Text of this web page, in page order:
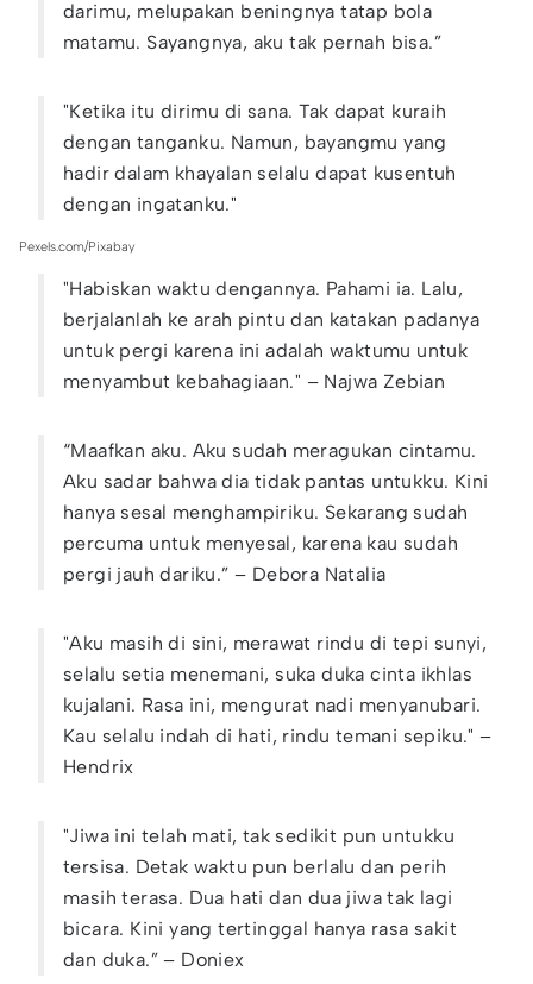
darimu, melupakan beningnya tatap bola
matamu. Sayangnya, aku tak pernah bisa.”
"Ketika itu dirimu di sana. Tak dapat kuraih
dengan tanganku. Namun, bayangmu yang
hadir dalam khayalan selalu dapat kusentuh
dengan ingatanku."
Pexels.com/Pixabay
"Habiskan waktu dengannya. Pahami ia. Lalu,
berjalanlah ke arah pintu dan katakan padanya
untuk pergi karena ini adalah waktumu untuk
menyambut kebahagiaan." – Najwa Zebian
“Maafkan aku. Aku sudah meragukan cintamu.
Aku sadar bahwa dia tidak pantas untukku. Kini
hanya sesal menghampiriku. Sekarang sudah
percuma untuk menyesal, karena kau sudah
pergi jauh dariku.” – Debora Natalia
"Aku masih di sini, merawat rindu di tepi sunyi,
selalu setia menemani, suka duka cinta ikhlas
kujalani. Rasa ini, mengurat nadi menyanubari.
Kau selalu indah di hati, rindu temani sepiku." –
Hendrix
"Jiwa ini telah mati, tak sedikit pun untukku
tersisa. Detak waktu pun berlalu dan perih
masih terasa. Dua hati dan dua jiwa tak lagi
bicara. Kini yang tertinggal hanya rasa sakit
dan duka.” – Doniex